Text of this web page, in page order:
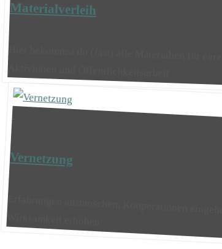
Materialverleih
Hier bekommst du (fast) alle Materialien für eure
Aktivitäten und Öffentlichkeitsarbeit
Vernetzung
Erfahrungen austauschen, Kooperationen eingehen,
Wirksamkeit erhöhen